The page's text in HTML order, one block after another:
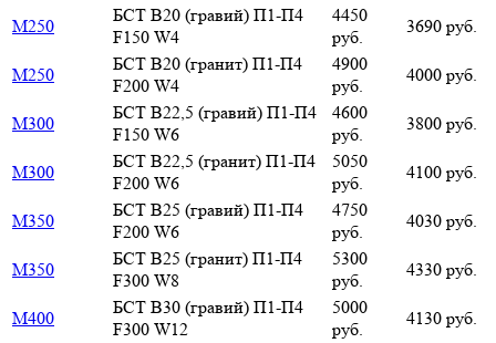
М250
БСТ В20 (гравий) П1-П4
F150 W4
4450
руб.
3690 руб.
М250
БСТ В20 (гранит) П1-П4
F200 W4
4900
руб.
4000 руб.
М300
БСТ В22,5 (гравий) П1-П4
F150 W6
4600
руб.
3800 руб.
М300
БСТ В22,5 (гранит) П1-П4
F200 W6
5050
руб.
4100 руб.
М350
БСТ В25 (гравий) П1-П4
F200 W6
4750
руб.
4030 руб.
М350
БСТ В25 (гранит) П1-П4
F300 W8
5300
руб.
4330 руб.
М400
БСТ В30 (гравий) П1-П4
F300 W12
5000
руб.
4130 руб.